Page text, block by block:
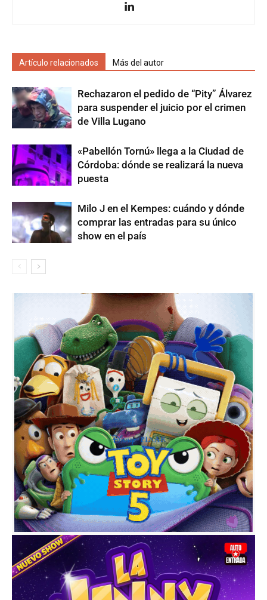
Artículo relacionados Más del autor
Rechazaron el pedido de “Pity” Álvarez
para suspender el juicio por el crimen
de Villa Lugano
«Pabellón Tornú» llega a la Ciudad de
Córdoba: dónde se realizará la nueva
puesta
Milo J en el Kempes: cuándo y dónde
comprar las entradas para su único
show en el país